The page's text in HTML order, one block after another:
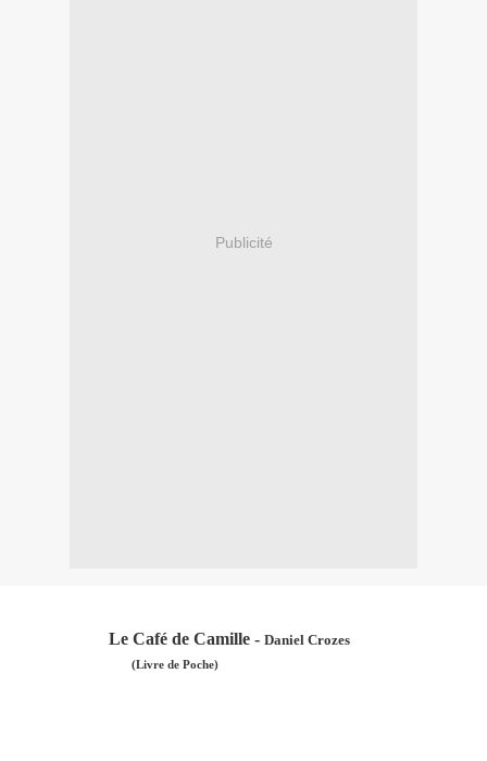
Publicité
Le Café de Camille - Daniel Crozes
(Livre de Poche)